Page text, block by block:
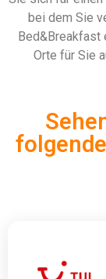
bei dem Sie
Bed&Breakfast
Orte für Sie